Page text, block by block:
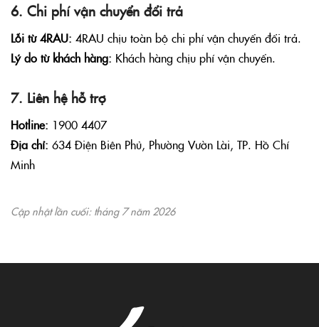
6. Chi phí vận chuyển đổi trả
Lỗi từ 4RAU: 4RAU chịu toàn bộ chi phí vận chuyển đổi trả.
Lý do từ khách hàng: Khách hàng chịu phí vận chuyển.
7. Liên hệ hỗ trợ
Hotline: 1900 4407
Địa chỉ: 634 Điện Biên Phủ, Phường Vườn Lài, TP. Hồ Chí
Minh
Cập nhật lần cuối: tháng 7 năm 2026